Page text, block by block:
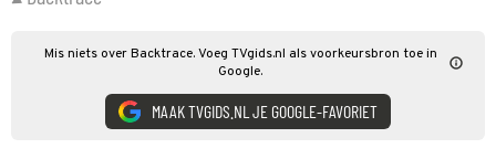
Mis niets over Backtrace. Voeg TVgids.nl als voorkeursbron toe in
Google.
MAAK TVGIDS.NL JE GOOGLE-FAVORIET